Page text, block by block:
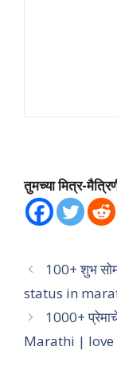
तुमच्या मित्र-
100+ शुभ
status in
1000+
Marathi |